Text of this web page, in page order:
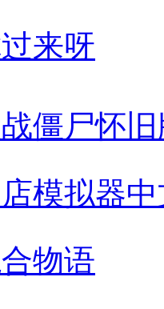
来呀
僵尸怀
模拟器
物语